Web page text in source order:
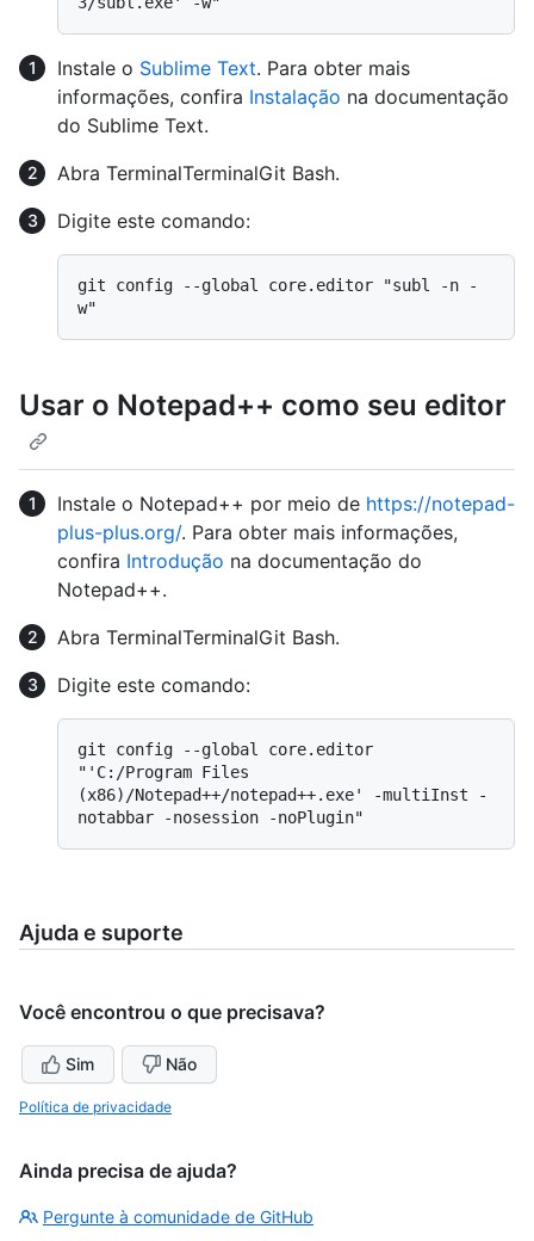
Instale o Sublime Text. Para obter mais
informações, confira Instalação na documentação
do Sublime Text.
Abra TerminalTerminalGit Bash.
Digite este comando:
git config --global core.editor "subl -n -
Usar o Notepad++ como seu editor
Instale o Notepad++ por meio de https://notepad-
plus-plus.org/. Para obter mais informações,
confira Introdução na documentação do
Notepad++.
Abra TerminalTerminalGit Bash.
Digite este comando:
git config --global core.editor
"'C:/Program Files
(x86)/Notepad++/notepad++.exe' -multiInst -
Ajuda e suporte
Você encontrou o que precisava?
Sim Não
Política de privacidade
Ainda precisa de ajuda?
Pergunte à comunidade de GitHub